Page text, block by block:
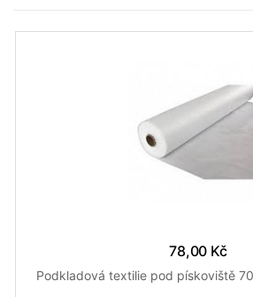
78,00 Kč
Podkladová textilie pod pískoviště